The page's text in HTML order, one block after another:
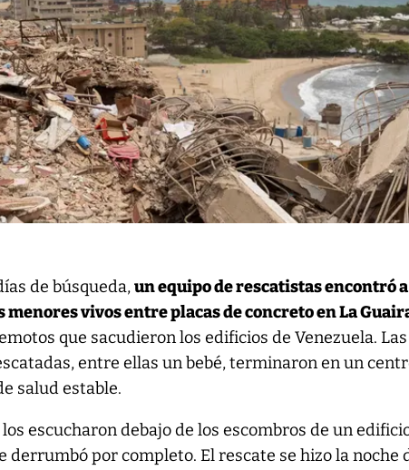
de búsqueda,un equipo de rescatistas encontró
menores vivos entre placas de concreto en La
que sacudieron los edificios de Venezuela. Las
entre ellas un bebé, terminaron en un
salud estable.
escucharon debajo de los escombros de un
derrumbó por completo. El rescate se hizo la noche